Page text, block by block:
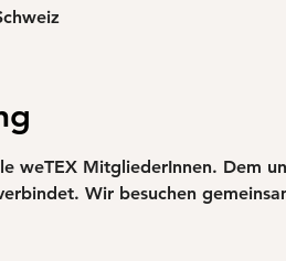
weTEX MitgliederInnen. Dem
Wir besuchen